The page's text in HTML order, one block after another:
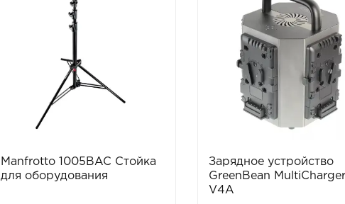
Manfrotto 1005BAC Стойка
для оборудования
Зарядное устройство
GreenBean
V4A